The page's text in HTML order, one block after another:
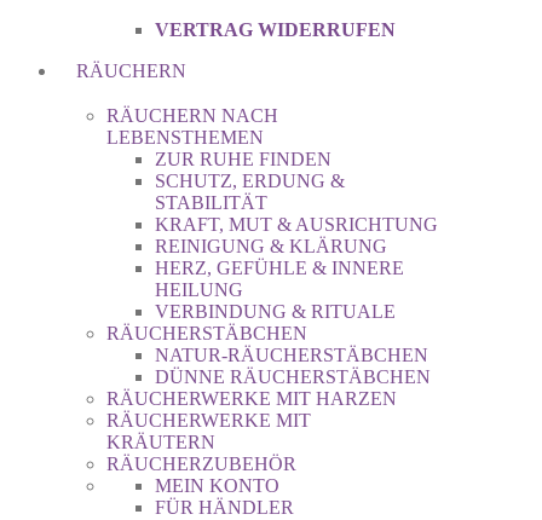
VERTRAG WIDERRUFEN
RÄUCHERN
RÄUCHERN NACH
LEBENSTHEMEN
ZUR RUHE FINDEN
SCHUTZ, ERDUNG &
STABILITÄT
KRAFT, MUT & AUSRICHTUNG
REINIGUNG & KLÄRUNG
HERZ, GEFÜHLE & INNERE
HEILUNG
VERBINDUNG & RITUALE
RÄUCHERSTÄBCHEN
NATUR-RÄUCHERSTÄBCHEN
DÜNNE RÄUCHERSTÄBCHEN
RÄUCHERWERKE MIT HARZEN
RÄUCHERWERKE MIT
KRÄUTERN
RÄUCHERZUBEHÖR
MEIN KONTO
FÜR HÄNDLER